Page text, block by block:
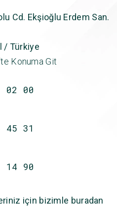
Cd. Ekşioğlu Erdem San.
/ Türkiye
Konuma Git
02 00
45 31
14 90
için bizimle buradan